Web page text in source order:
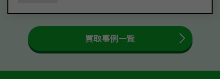
買取事例一覧